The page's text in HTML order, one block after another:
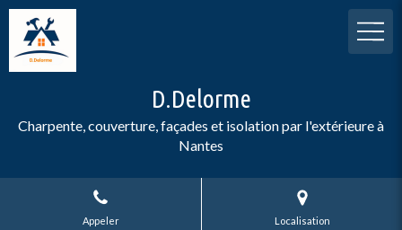
D.Delorme
Charpente, couverture, façades et isolation par l'extérieure à
Nantes
Appeler Localisation